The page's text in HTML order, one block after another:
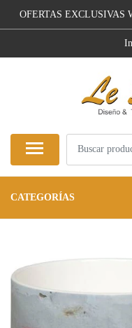
OFERTAS EXCLUSIVAS
CATEGORÍAS